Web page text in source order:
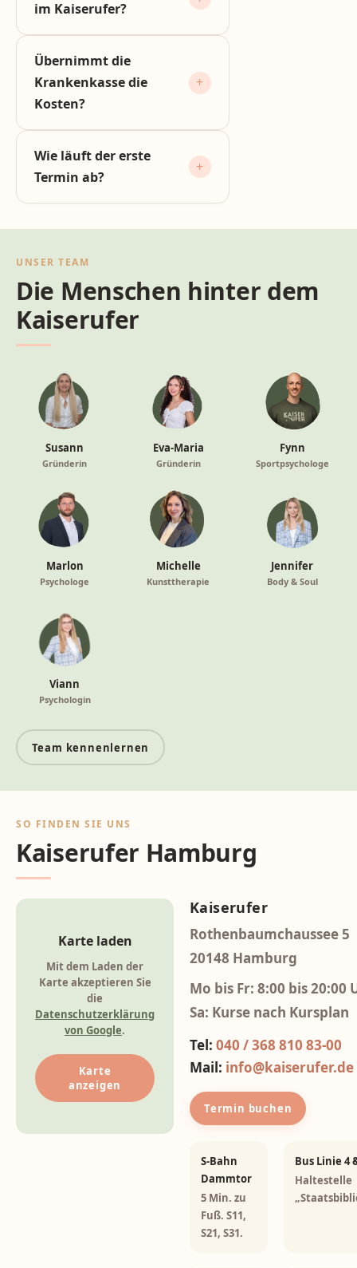
im Kaiserufer?
Übernimmt die
Krankenkasse die
Kosten?
Wie läuft der erste
Termin ab?
UNSER TEAM
Die Menschen hinter dem
Kaiserufer
Susann
Gründerin
Eva-Maria
Gründerin
Fynn
Sportpsychologe
Marlon
Psychologe
Michelle
Kunsttherapie
Jennifer
Body & Soul
Viann
Psychologin
Team kennenlernen
SO FINDEN SIE UNS
Kaiserufer Hamburg
Karte laden
Mit dem Laden der
Karte akzeptieren Sie
die
Datenschutzerklärung
von Google.
Karte
anzeigen
Kaiserufer
Rothenbaumchaussee 5
20148 Hamburg
Mo bis Fr: 8:00 bis 20:00
Sa: Kurse nach Kursplan
Tel: 040 / 368 810 83-00
Mail: info@kaiserufer.de
Termin buchen
S-Bahn
Dammtor
5 Min. zu
Fuß. S11,
S21, S31.
Bus Linie 4
Haltestelle